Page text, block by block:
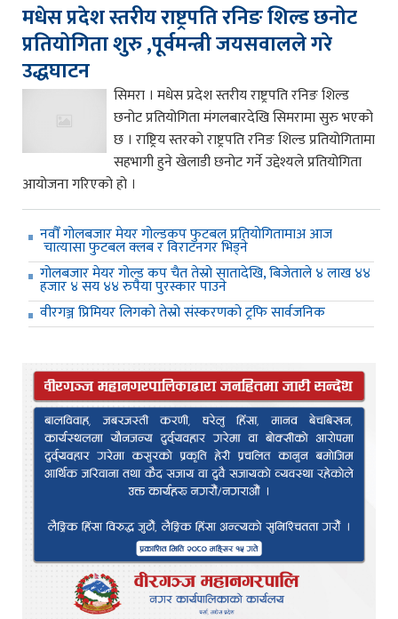
मधेस प्रदेश स्तरीय राष्ट्रपति रनिङ शिल्ड छनोट
प्रतियोगिता शुरु ,पूर्वमन्त्री जयसवालले गरे
उद्धघाटन
सिमरा । मधेस प्रदेश स्तरीय राष्ट्रपति रनिङ शिल्ड
छनोट प्रतियोगिता मंगलबारदेखि सिमरामा सुरु भएको
छ । राष्ट्रिय स्तरको राष्ट्रपति रनिङ शिल्ड प्रतियोगितामा
सहभागी हुने खेलाडी छनोट गर्ने उद्देश्यले प्रतियोगिता
आयोजना गरिएको हो ।
नवौँ गोलबजार मेयर गोल्डकप फुटबल प्रतियोगितामाअ आज
चात्यासा फुटबल क्लब र विराटनगर भिड्ने
गोलबजार मेयर गोल्ड कप चैत तेस्रो सातादेखि, बिजेताले ४ लाख ४४
हजार ४ सय ४४ रुपैया पुरस्कार पाउने
वीरगञ्ज प्रिमियर लिगको तेस्रो संस्करणको ट्रफि सार्वजनिक